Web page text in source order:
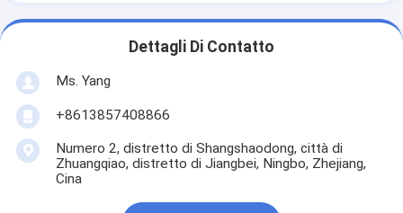
Dettagli Di Contatto
Ms. Yang
+8613857408866
Numero 2, distretto di Shangshaodong, città di
Zhuangqiao, distretto di Jiangbei, Ningbo, Zhejiang,
Cina